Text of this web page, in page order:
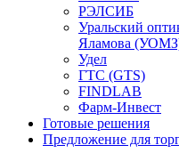
РЭЛСИБ
Уральский
Яламова
Удел
ГТС (GTS)
FINDLAB
Фарм-Инвест
Готовые решения
Предложение для